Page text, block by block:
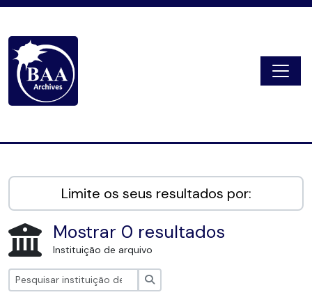
Limite os seus resultados por:
Mostrar 0 resultados
Instituição de arquivo